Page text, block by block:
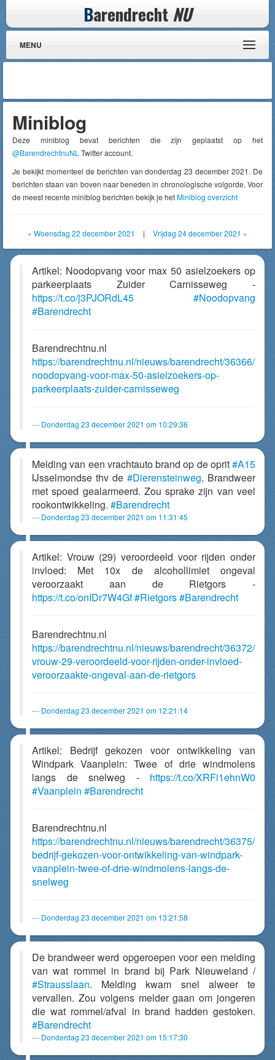
Barendrecht NU
MENU
Miniblog
Deze miniblog bevat berichten die zijn geplaatst op het
@BarendrechtnuNL Twitter account.
Je bekijkt momenteel de berichten van donderdag 23 december 2021. De
berichten staan van boven naar beneden in chronologische volgorde. Voor
de meest recente miniblog berichten bekijk je hetMiniblog overzicht
« Woensdag 22 december 2021 | Vrijdag 24 december 2021 »
Artikel: Noodopvang voor max 50 asielzoekers op
parkeerplaats Zuider Carnisseweg -
https://t.co/j3PJORdL45
#Noodopvang
#Barendrecht
Barendrechtnu.nl
https://barendrechtnu.nl/nieuws/barendrecht/36366/
noodopvang-voor-max-50-asielzoekers-op-
parkeerplaats-zuider-carnisseweg
Donderdag 23 december 2021 om 10:29:36
Melding van een vrachtauto brand op de oprit#A15
IJsselmondse thv de #Dierensteinweg. Brandweer
met spoed gealarmeerd. Zou sprake zijn van veel
rookontwikkeling. #Barendrecht
Donderdag 23 december 2021 om 11:31:45
Artikel: Vrouw (29) veroordeeld voor rijden onder
invloed: Met 10x de alcohollimiet ongeval
veroorzaakt aan de Rietgors -
https://t.co/onIDr7W4Gf#Rietgors#Barendrecht
Barendrechtnu.nl
https://barendrechtnu.nl/nieuws/barendrecht/36372/
vrouw-29-veroordeeld-voor-rijden-onder-invloed-
veroorzaakte-ongeval-aan-de-rietgors
Donderdag 23 december 2021 om 12:21:14
Artikel: Bedrijf gekozen voor ontwikkeling van
Windpark Vaanplein: Twee of drie windmolens
langs de snelweg - https://t.co/XRFi1ehnW0
#Vaanplein #Barendrecht
Barendrechtnu.nl
https://barendrechtnu.nl/nieuws/barendrecht/36375/
bedrijf-gekozen-voor-ontwikkeling-van-windpark-
vaanplein-twee-of-drie-windmolens-langs-de-
snelweg
Donderdag 23 december 2021 om 13:21:58
De brandweer werd opgeroepen voor een melding
van wat rommel in brand bij Park Nieuweland /
#Strausslaan. Melding kwam snel alweer te
vervallen. Zou volgens melder gaan om jongeren
die wat rommel/afval in brand hadden gestoken.
#Barendrecht
Donderdag 23 december 2021 om 15:17:30